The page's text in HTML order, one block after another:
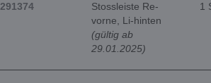
291374
Stossleiste Re-
vorne, Li-hinten
(gültig ab
29.01.2025)
1